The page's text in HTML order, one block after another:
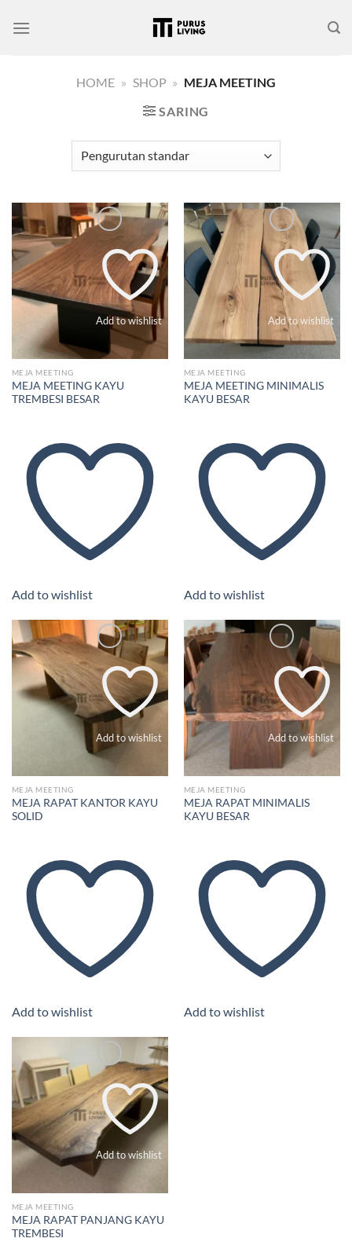
HOME » SHOP » MEJA MEETING
SARING
Add to wishlist
MEJA MEETING
MEJA MEETING KAYU
TREMBESI BESAR
Add to wishlist
Add to wishlist
MEJA MEETING
MEJA MEETING MINIMALIS
KAYU BESAR
Add to wishlist
Add to wishlist
MEJA MEETING
MEJA RAPAT KANTOR KAYU
SOLID
Add to wishlist
Add to wishlist
MEJA MEETING
MEJA RAPAT MINIMALIS
KAYU BESAR
Add to wishlist
Add to wishlist
MEJA MEETING
MEJA RAPAT PANJANG KAYU
TREMBESI